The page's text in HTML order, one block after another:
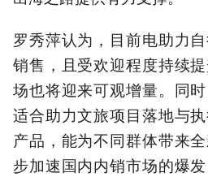
罗秀萍认为，目前电助力
销售，且受欢迎程度持续
场也将迎来可观增量。同
适合助力文旅项目落地与
产品，能为不同群体带来
步加速国内内销市场的爆